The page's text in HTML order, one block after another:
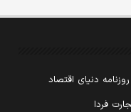
روزنامه دنیای اقتصاد
فردا